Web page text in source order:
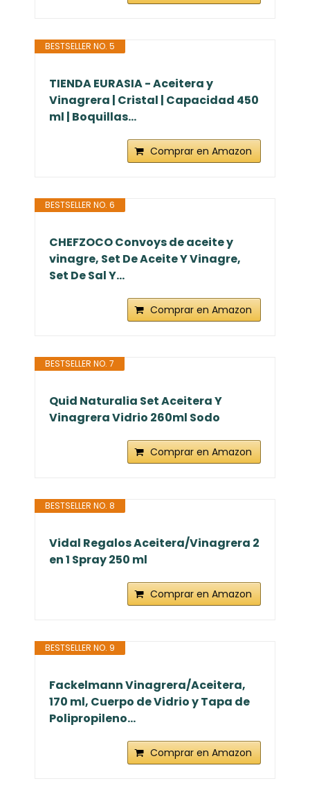
BESTSELLER NO. 5
TIENDA EURASIA - Aceitera y
Vinagrera | Cristal | Capacidad 450
ml | Boquillas...
Comprar en Amazon
BESTSELLER NO. 6
CHEFZOCO Convoys de aceite y
vinagre, Set De Aceite Y Vinagre,
Set De Sal Y...
Comprar en Amazon
BESTSELLER NO. 7
Quid Naturalia Set Aceitera Y
Vinagrera Vidrio 260ml Sodo
Comprar en Amazon
BESTSELLER NO. 8
Vidal Regalos Aceitera/Vinagrera 2
en 1 Spray 250 ml
Comprar en Amazon
BESTSELLER NO. 9
Fackelmann Vinagrera/Aceitera,
170 ml, Cuerpo de Vidrio y Tapa de
Polipropileno...
Comprar en Amazon